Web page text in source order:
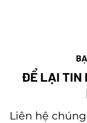
ĐỂ LẠI TIN
Liên hệ